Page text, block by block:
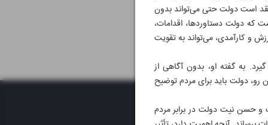
است دولت حتی می‌تواند بدون
که دولت دستاوردها، اقدامات،
و کارآمدی، می‌تواند به تقویت
به گفته او، بدون آگاهی از
رو، دولت باید برای مردم توضیح
و حسن نیت دولت در برابر مردم